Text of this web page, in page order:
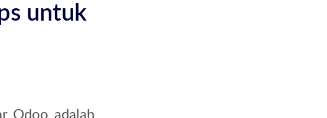
untuk
Odoo adalah